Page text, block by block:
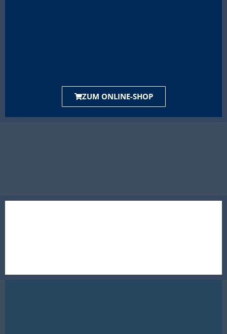
ZUM ONLINE-SHOP